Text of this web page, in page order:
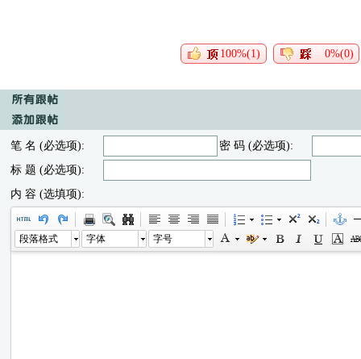
100%(1) 0%(0)
笔 名 (必选项):
密 码 (必选项):
标 题 (必选项):
内 容 (选填项):
段落格式 字体 字号